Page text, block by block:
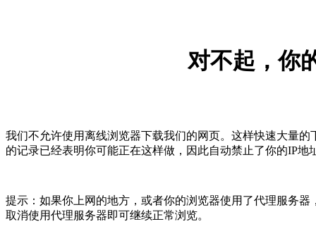
对不起，你
我们不允许使用离线浏览器下载我们的网页。这样快速大量
的记录已经表明你可能正在这样做，因此自动禁止了你的IP
提示：如果你上网的地方，或者你的浏览器使用了代理服务
取消使用代理服务器即可继续正常浏览。